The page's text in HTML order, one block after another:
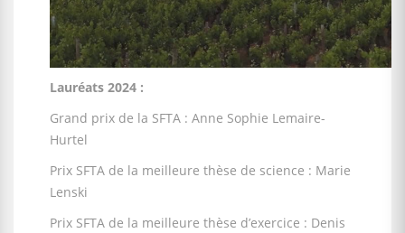
Lauréats 2024 :
Grand prix de la SFTA : Anne Sophie Lemaire-
Hurtel
Prix SFTA de la meilleure thèse de science : Marie
Lenski
Prix SFTA de la meilleure thèse d’exercice : Denis